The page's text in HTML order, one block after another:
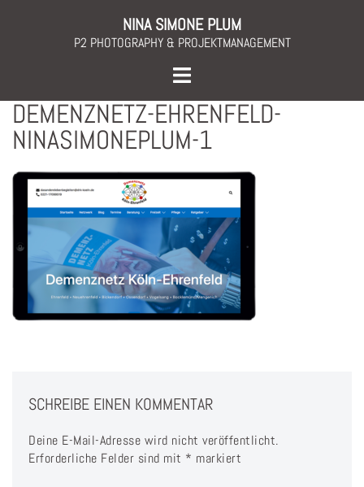
NINA SIMONE PLUM
P2 PHOTOGRAPHY & PROJEKTMANAGEMENT
Toggle
menu
DEMENZNETZ-EHRENFELD-
NINASIMONEPLUM-1
SCHREIBE EINEN KOMMENTAR
Deine E-Mail-Adresse wird nicht veröffentlicht.
Erforderliche Felder sind mit * markiert